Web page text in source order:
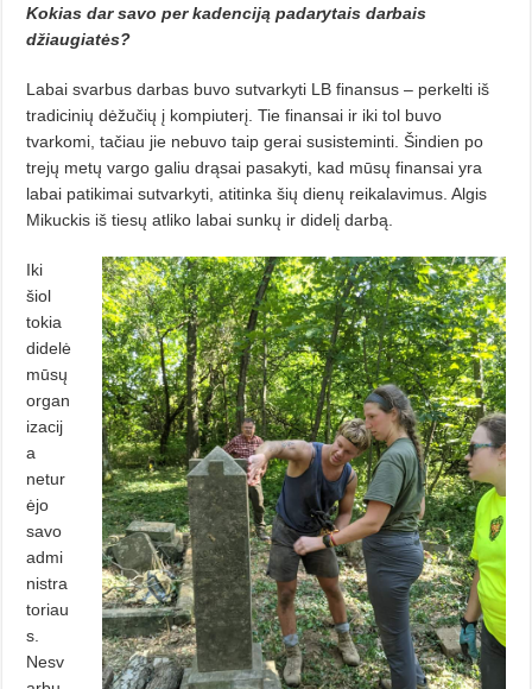
Kokias dar savo per kadenciją padarytais darbais
džiaugiatės?
Labai svarbus darbas buvo sutvarkyti LB finansus – perkelti iš
tradicinių dėžučių į kompiuterį. Tie finansai ir iki tol buvo
tvarkomi, tačiau jie nebuvo taip gerai susisteminti. Šindien po
trejų metų vargo galiu drąsai pasakyti, kad mūsų finansai yra
labai patikimai sutvarkyti, atitinka šių dienų reikalavimus. Algis
Mikuckis iš tiesų atliko labai sunkų ir didelį darbą.
Iki
šiol
tokia
didelė
mūsų
organ
izacij
a
netur
ėjo
savo
admi
nistra
toriau
s.
Nesv